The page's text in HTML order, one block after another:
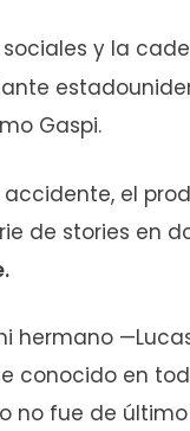
sociales y la
Gaspi.
el
de stories en
hermano
conocido en
no fue de